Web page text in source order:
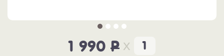
1 990 P x